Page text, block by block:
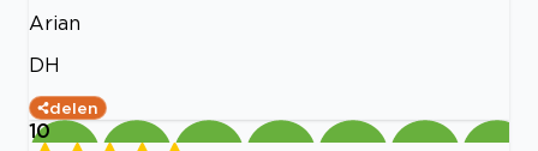
Arian
DH
delen
10